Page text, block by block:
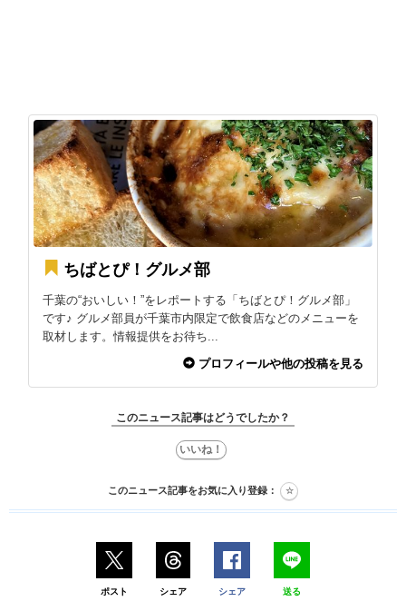
ちばとぴ！グルメ部
千葉の“おいしい！”をレポートする「ちばとぴ！グルメ部」
です♪ グルメ部員が千葉市内限定で飲食店などのメニューを
取材します。情報提供をお待ち...
プロフィールや他の投稿を見る
このニュース記事はどうでしたか？
このニュース記事をお気に入り登録：
ポスト シェア シェア 送る